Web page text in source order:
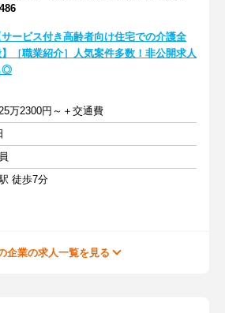
サービス付き高齢者向け住宅での介護全
［職業紹介］人気案件多数！非公開求人
◎
万2300円～＋交通費
徒歩7分
企業の求人一覧を見る